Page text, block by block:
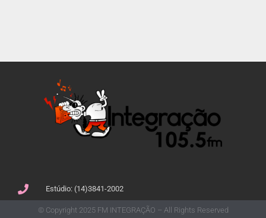
Estúdio: (14)3841-2002
© Copyright 2025 FM INTEGRAÇÃO – All Rights Reserved